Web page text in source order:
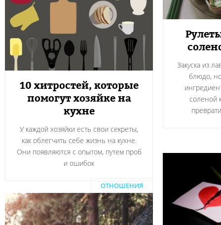
Закуска из
блюдо,
соленой
10 хитростей, которые
помогут хозяйке на
кухне
У каждой хозяйки есть свои секреты,
как облегчить себе жизнь на кухне.
Они появляются с опытом, путем проб
и ошибок
ОТНОШЕНИЯ